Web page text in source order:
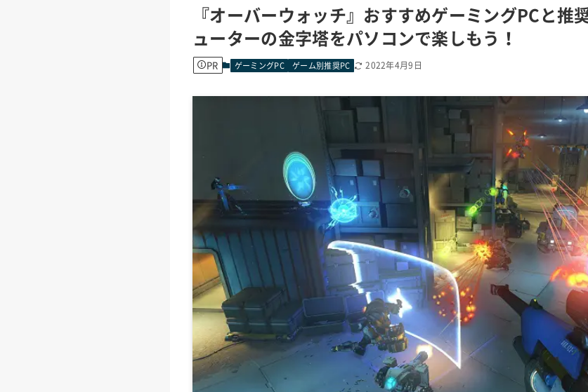
『オーバーウォッチ』おすすめゲーミングPCと推
ューターの金字塔をパソコンで楽しもう！
PR ゲーミングPC ゲーム別推奨PC 2022年4月9日